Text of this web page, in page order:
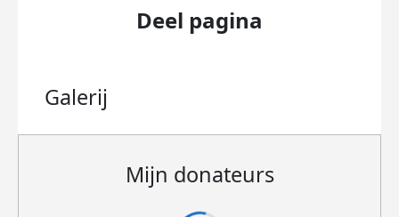
Deel pagina
Galerij
Mijn donateurs